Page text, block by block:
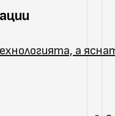
за а